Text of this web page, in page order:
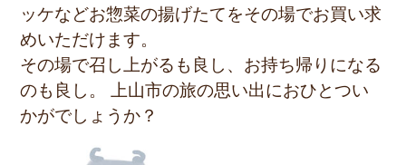
ッケなどお惣菜の揚げたてをその場でお買い求
めいただけます。
その場で召し上がるも良し、お持ち帰りになる
のも良し。
上山市の旅の思い出におひとつい
かがでしょうか？